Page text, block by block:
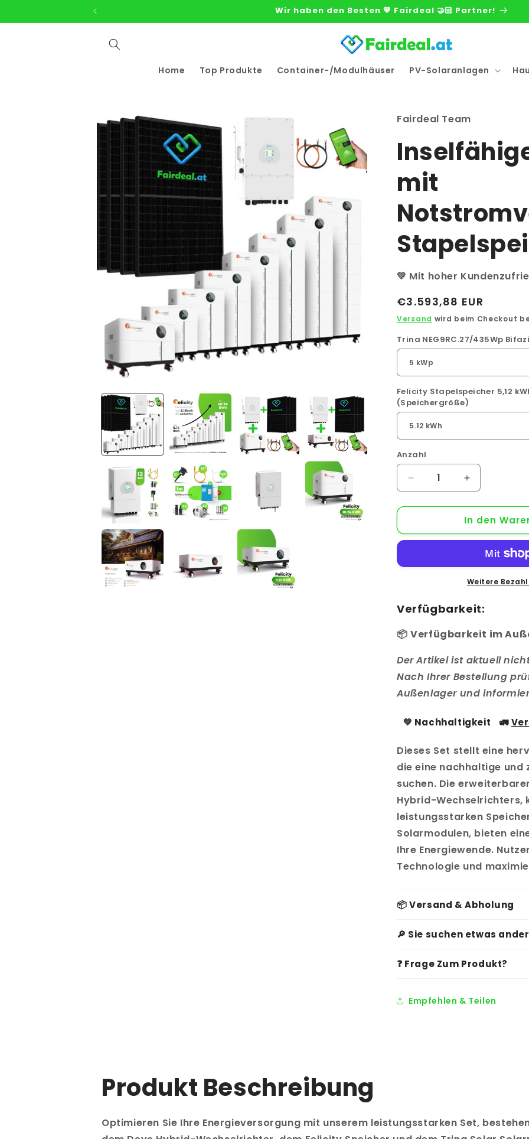
Inhalt
Wir haben den Besten 💙 Fairdeal 🤝🏻 Partner!
Home Top Produkte Container-/Modulhäuser PV-Solaranlagen
Produktinformationen
springen
Fairdeal Team
mit
💚 Mit hoher
Normaler
Preis
€3.593,88 EUR
Versand wird beim Checkout
Trina NEG9RC.27/435Wp
Felicity Stapelspeicher 5,12
(Speichergröße)
Anzahl
Anzahl
Verringere
die
Menge
Inselfähige
mit
Notstromversorgung
Stapelspeicher
Erhöhe
die
Menge
für
Inselfähige
Anlage
mit
In den
Weitere
Verfügbarkeit:
📦Verfügbarkeit im
Der Artikel ist aktuell
Nach Ihrer Bestellung
Außenlager und
💚 Nachhaltigkeit 🚛
Dieses Set stellt eine
die eine nachhaltige und
suchen. Die
Hybrid-Wechselrichters,
leistungsstarken
Solarmodulen, bieten
Ihre Energiewende.
Technologie und
📦 Versand & Abholung
🔎 Sie suchen etwas
❓ Frage Zum Produkt?
Empfehlen & Teilen
Produkt Beschreibung
Optimieren Sie Ihre Energieversorgung mit unserem leistungsstarken Set,